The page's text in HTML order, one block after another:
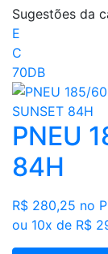
Sugestões da
E
C
70DB
PNEU
84H
R$ 280,25 no
ou 10x de R$